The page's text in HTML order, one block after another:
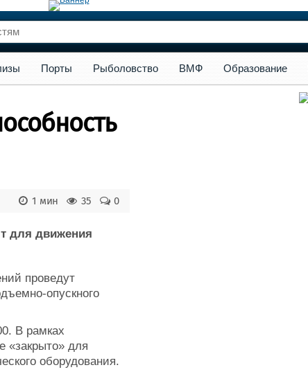
Флот
Форум
Порты Рыболовство ВМФ Образование
0
35
1 мин
для движения
проведут
опускного
В рамках
«закрыто» для
оборудования.